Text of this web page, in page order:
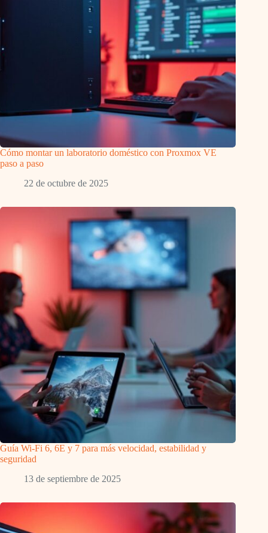
Cómo montar un laboratorio doméstico con Proxmox VE
paso a paso
22 de octubre de 2025
Guía Wi-Fi 6, 6E y 7 para más velocidad, estabilidad y
seguridad
13 de septiembre de 2025